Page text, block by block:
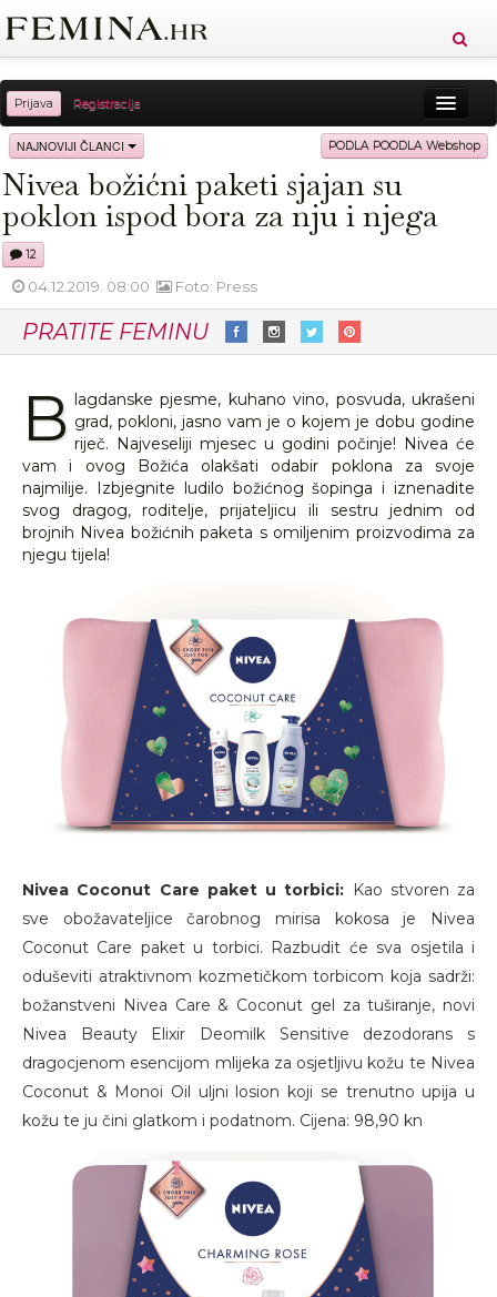
Prijava Registracija
Sreća Zdravlje Vitkost
Moda Ljubav Relax Putovanja Recepti
Proizvodi
NAJNOVIJI ČLANCI PODLA POODLA Webshop
Nivea božićni paketi sjajan su
poklon ispod bora za nju i njega
12
04.12.2019. 08:00 Foto: Press
PRATITE FEMINU
B lagdanske pjesme, kuhano vino, posvuda, ukrašeni
grad, pokloni, jasno vam je o kojem je dobu godine
riječ. Najveseliji mjesec u godini počinje! Nivea će
vam i ovog Božića olakšati odabir poklona za svoje
najmilije. Izbjegnite ludilo božićnog šopinga i iznenadite
svog dragog, roditelje, prijateljicu ili sestru jednim od
brojnih Nivea božićnih paketa s omiljenim proizvodima za
njegu tijela!
Nivea Coconut Care paket u torbici: Kao stvoren za
sve obožavateljice čarobnog mirisa kokosa je Nivea
Coconut Care paket u torbici. Razbudit će sva osjetila i
oduševiti atraktivnom kozmetičkom torbicom koja sadrži:
božanstveni Nivea Care & Coconut gel za tuširanje, novi
Nivea Beauty Elixir Deomilk Sensitive dezodorans s
dragocjenom esencijom mlijeka za osjetljivu kožu te Nivea
Coconut & Monoi Oil uljni losion koji se trenutno upija u
kožu te ju čini glatkom i podatnom. Cijena: 98,90 kn